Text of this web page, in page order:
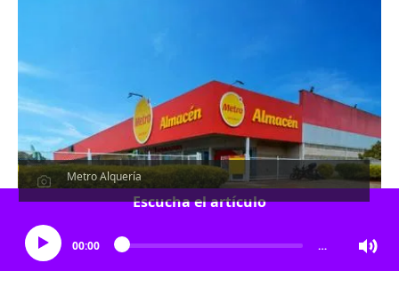
Metro Alquería
Escucha el artículo
00:00 …